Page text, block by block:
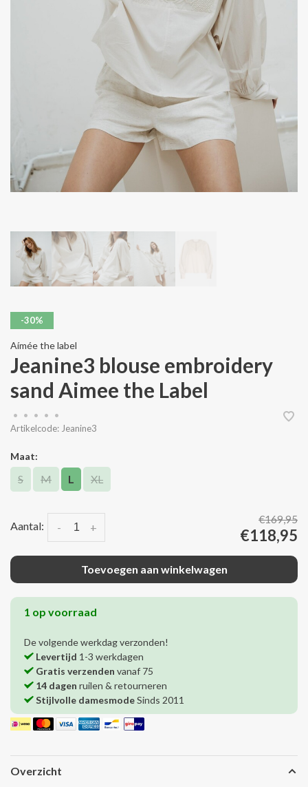
-30%
Aímée the label
Jeanine3 blouse embroidery
sand Aimee the Label
• • • •
•
Artikelcode: Jeanine3
Maat:
S M L XL
Aantal: +
-
€169,95
€118,95
Toevoegen aan winkelwagen
1 op voorraad
De volgende werkdag verzonden!
Levertijd 1-3 werkdagen
Gratis verzenden vanaf 75
14 dagen ruilen & retourneren
Stijlvolle damesmodeSinds 2011
Overzicht